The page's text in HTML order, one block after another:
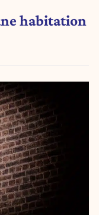
habitation